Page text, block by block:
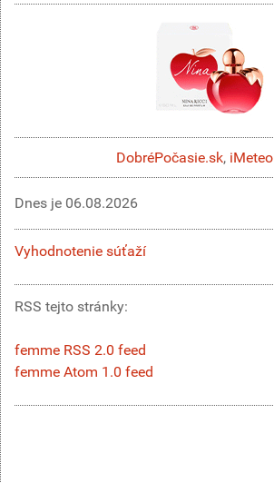
DobréPočasie.sk,
Dnes je 06.08.2026
Vyhodnotenie súťaží
RSS tejto stránky:
femme RSS 2.0 feed
femme Atom 1.0 feed